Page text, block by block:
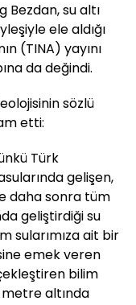
Bezdan, su altı
ele aldığı
(TINA) yayını
da değindi.
sözlü
etti:
Türk
gelişen,
daha sonra tüm
geliştirdiği su
sularımıza ait bir
emek veren
bilim
metre altında